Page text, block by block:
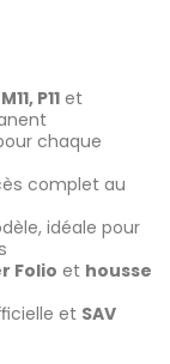
P11 et
chaque
complet au
idéale pour
Folio et housse
et SAV